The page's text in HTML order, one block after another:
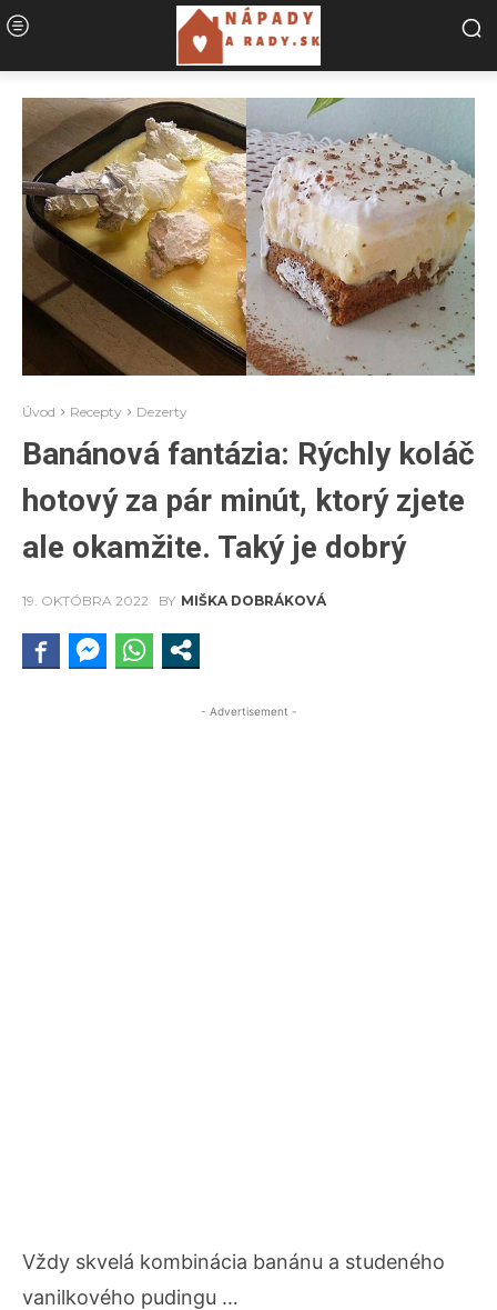
Úvod Recepty Dezerty
Banánová fantázia: Rýchly koláč
hotový za pár minút, ktorý zjete
ale okamžite. Taký je dobrý
19. OKTÓBRA 2022 BY MIŠKA DOBRÁKOVÁ
- Advertisement -
Vždy skvelá kombinácia banánu a studeného
vanilkového pudingu …